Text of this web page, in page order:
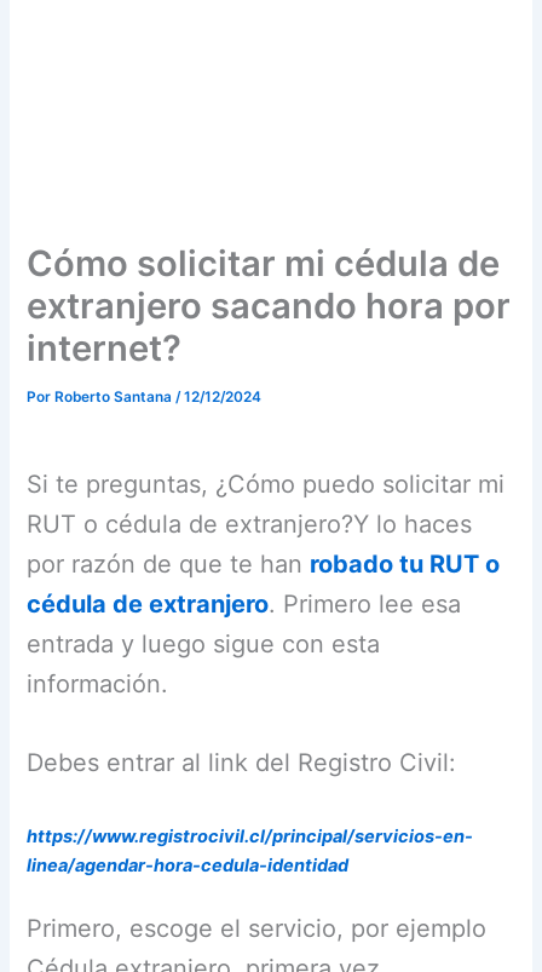
Cómo solicitar mi cédula de
extranjero sacando hora por
internet?
Por Roberto Santana/12/12/2024
Si te preguntas, ¿Cómo puedo solicitar mi
RUT o cédula de extranjero?Y lo haces
por razón de que te han robado tu RUT o
cédula de extranjero. Primero lee esa
entrada y luego sigue con esta
información.
Debes entrar al link del Registro Civil:
https://www.registrocivil.cl/principal/servicios-en-
linea/agendar-hora-cedula-identidad
Primero, escoge el servicio, por ejemplo